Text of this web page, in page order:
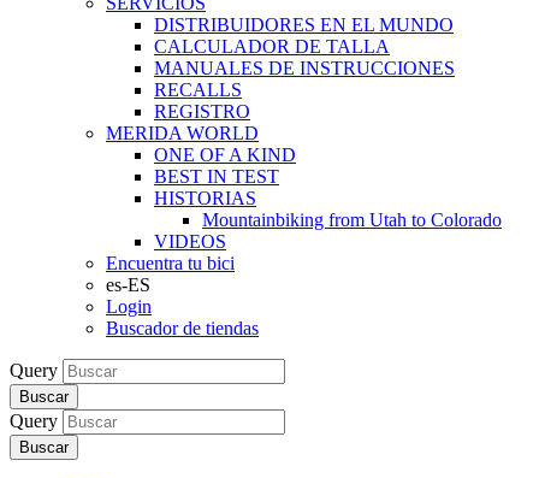
DISTRIBUIDORES EN EL MUNDO
CALCULADOR DE TALLA
MANUALES DE INSTRUCCIONES
RECALLS
REGISTRO
MERIDA WORLD
ONE OF A KIND
BEST IN TEST
HISTORIAS
Mountainbiking from Utah to Colorado
VIDEOS
Encuentra tu bici
es-ES
Login
Buscador de tiendas
Query
Buscar
Query
Buscar